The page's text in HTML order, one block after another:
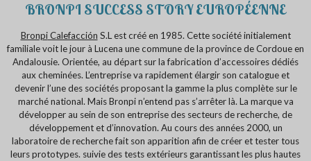
BRONPI SUCCESS STORY EUROPÉENNE
BronpiCalefacción S.L est créé en 1985. Cette société initialement
familiale voit le jour à Lucena une commune de la province de Cordoue en
Andalousie. Orientée, au départ sur la fabrication d’accessoires dédiés
aux cheminées. L’entreprise va rapidement élargir son catalogue et
devenir l’une des sociétés proposant la gamme la plus complète sur le
marché national. Mais Bronpi n’entend pas s’arrêter là. La marque va
développer au sein de son entreprise des secteurs de recherche, de
développement et d’innovation. Au cours des années 2000, un
laboratoire de recherche fait son apparition afin de créer et tester tous
leurs prototypes. suivie des tests extérieurs garantissant les plus hautes